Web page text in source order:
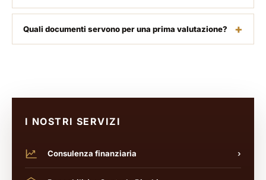
Quali documenti servono per una prima valutazione?
I NOSTRI SERVIZI
Consulenza finanziaria ›